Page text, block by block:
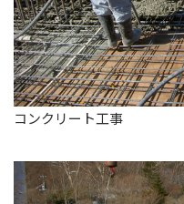
コンクリート工事